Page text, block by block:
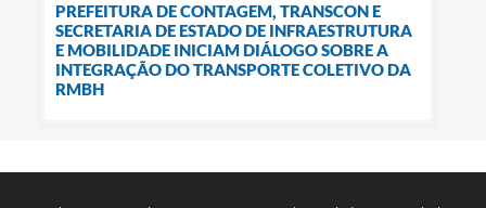
PREFEITURA DE CONTAGEM, TRANSCON E
SECRETARIA DE ESTADO DE INFRAESTRUTURA
E MOBILIDADE INICIAM DIÁLOGO SOBRE A
INTEGRAÇÃO DO TRANSPORTE COLETIVO DA
RMBH